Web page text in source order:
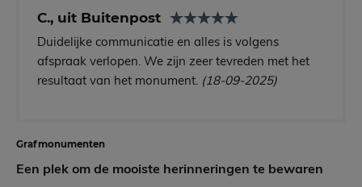
C., uit Buitenpost
Duidelijke communicatie en alles is volgens
afspraak verlopen. We zijn zeer tevreden met het
resultaat van het monument. (18-09-2025)
Grafmonumenten
Een plek om de mooiste herinneringen te bewaren